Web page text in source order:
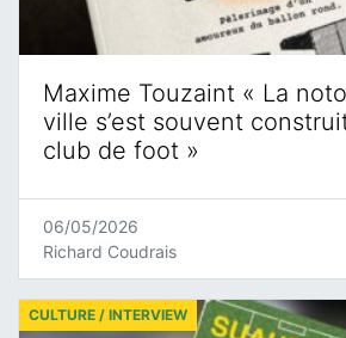
Maxime Touzaint « La
ville s’est souvent
club de foot »
06/05/2026
Richard Coudrais
CULTURE / INTERVIEW